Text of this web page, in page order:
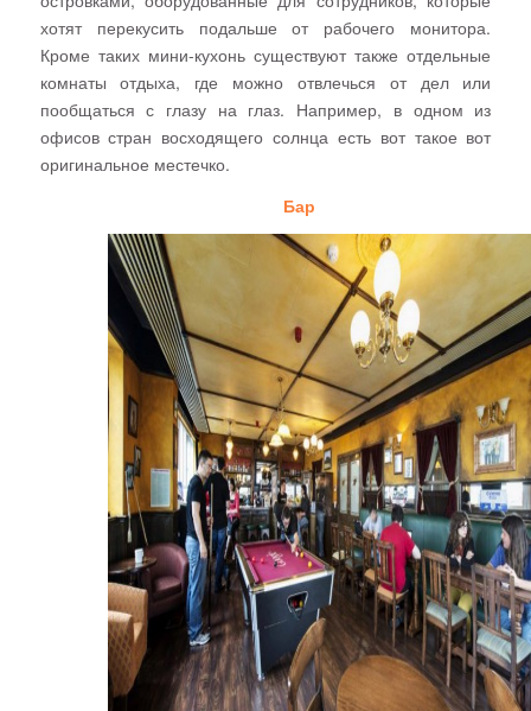
хотят перекусить подальше от рабочего монитора.
Кроме таких мини-кухонь существуют также отдельные
комнаты отдыха, где можно отвлечься от дел или
пообщаться с глазу на глаз. Например, в одном из
офисов стран восходящего солнца есть вот такое вот
оригинальное местечко.
Бар